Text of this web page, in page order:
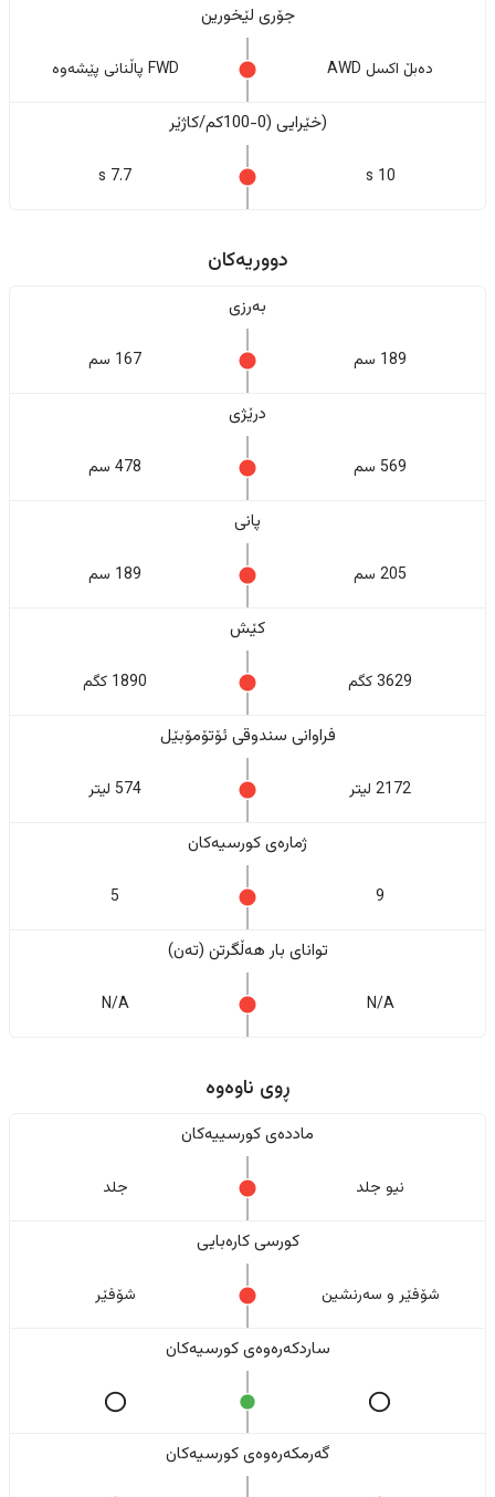
جۆری لێخورین
دەبڵ اکسل AWD FWD پاڵنانی پێشەوە
(خێرایی (0-100کم/کاژێر
10 s
7.7 s
دووریەکان
بەرزی
189 سم 167 سم
درێژی
569 سم 478 سم
پانی
205 سم 189 سم
کێش
3629 کگم 1890 کگم
فراوانی سندوقی ئۆتۆمۆبێل
2172 لیتر 574 لیتر
ژمارەی کورسیەکان
9
5
تواناى بار هەڵگرتن (تەن)
N/A
N/A
ڕوی ناوەوە
ماددەی کورسییەکان
نیو جلد جلد
کورسی کارەبایی
شۆفێر و سەرنشین شۆفێر
ساردکەرەوەی کورسیەکان
گەرمکەرەوەی کورسیەکان